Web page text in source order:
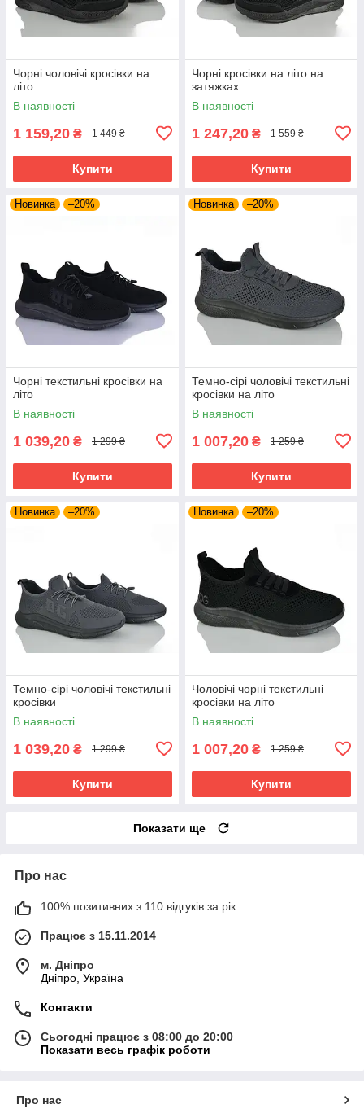
Чорні чоловічі кросівки на
літо
В наявності
1 159,20 ₴ 1 449 ₴
Купити
Чорні кросівки на літо на
затяжках
В наявності
1 247,20 ₴ 1 559 ₴
Купити
Новинка –20%
Чорні текстильні кросівки на
літо
В наявності
1 039,20 ₴ 1 299 ₴
Купити
Новинка –20%
Темно-сірі чоловічі текстильні
кросівки на літо
В наявності
1 007,20 ₴ 1 259 ₴
Купити
Новинка –20%
Темно-сірі чоловічі текстильні
кросівки
В наявності
1 039,20 ₴ 1 299 ₴
Купити
Новинка –20%
Чоловічі чорні текстильні
кросівки на літо
В наявності
1 007,20 ₴ 1 259 ₴
Купити
Показати ще
Про нас
100% позитивних з 110 відгуків за рік
Працює з 15.11.2014
м. Дніпро
Дніпро, Україна
Контакти
Сьогодні працює з 08:00 до 20:00
Показати весь графік роботи
Про нас